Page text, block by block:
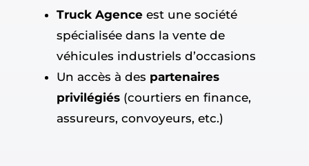
Truck Agenceest une société
spécialisée dans la vente de
véhicules industriels d’occasions
Un accès à des partenaires
privilégiés(courtiers en finance,
assureurs, convoyeurs, etc.)